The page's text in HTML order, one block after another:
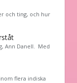
och ting, och hur
Ann Danell. Med
flera indiska